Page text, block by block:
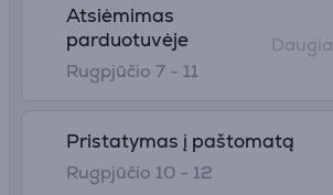
Atsiėmimas
parduotuvėje
Rugpjūčio 7 - 11
Pristatymas į paštomatą
Rugpjūčio 10 - 12